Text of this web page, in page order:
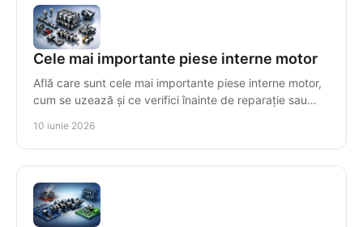
Cele mai importante piese interne motor
Află care sunt cele mai importante piese interne motor,
cum se uzează și ce verifici înainte de reparație sau
10 iunie 2026